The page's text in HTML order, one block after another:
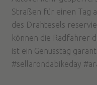
Straßen für einen Tag
des Drahtesels
können die Radfahrer
ist ein Genusstag
#sellarondabikeday